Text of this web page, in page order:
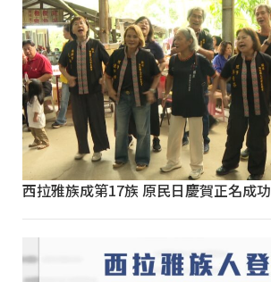
西拉雅族成第17族 原民日慶賀正名成功